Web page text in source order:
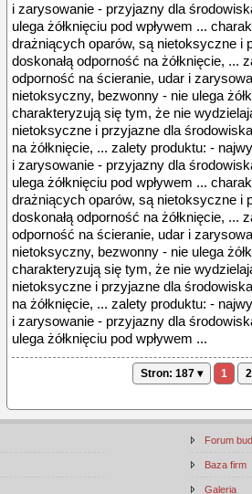
i zarysowanie - przyjazny dla
ulega żółknięciu pod wpływem ...
drażniących oparów, są nietoksyczne i
doskonałą odporność na żółknięcie, ...
odporność na ścieranie, udar i
nietoksyczny, bezwonny - nie ulega
charakteryzują się tym, że nie
nietoksyczne i przyjazne dla
na żółknięcie, ... zalety produktu: -
i zarysowanie - przyjazny dla
ulega żółknięciu pod wpływem ...
drażniących oparów, są nietoksyczne i
doskonałą odporność na żółknięcie, ...
odporność na ścieranie, udar i
nietoksyczny, bezwonny - nie ulega
charakteryzują się tym, że nie
nietoksyczne i przyjazne dla
na żółknięcie, ... zalety produktu: -
i zarysowanie - przyjazny dla
ulega żółknięciu pod wpływem ...
Stron: 187 ▾ 1 2
Forum
Baza firm
Galeria